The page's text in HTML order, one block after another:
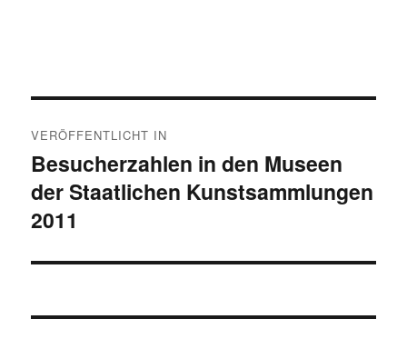
VERÖFFENTLICHT IN
Besucherzahlen in den Museen
der Staatlichen Kunstsammlungen
2011